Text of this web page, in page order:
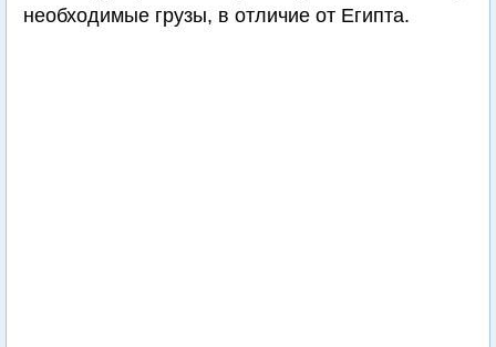
необходимые грузы, в отличие от Египта.